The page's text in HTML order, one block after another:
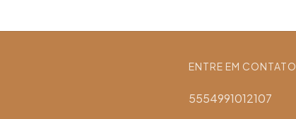
ENTRE EM CONTATO
5554991012107